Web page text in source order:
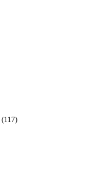
(117)